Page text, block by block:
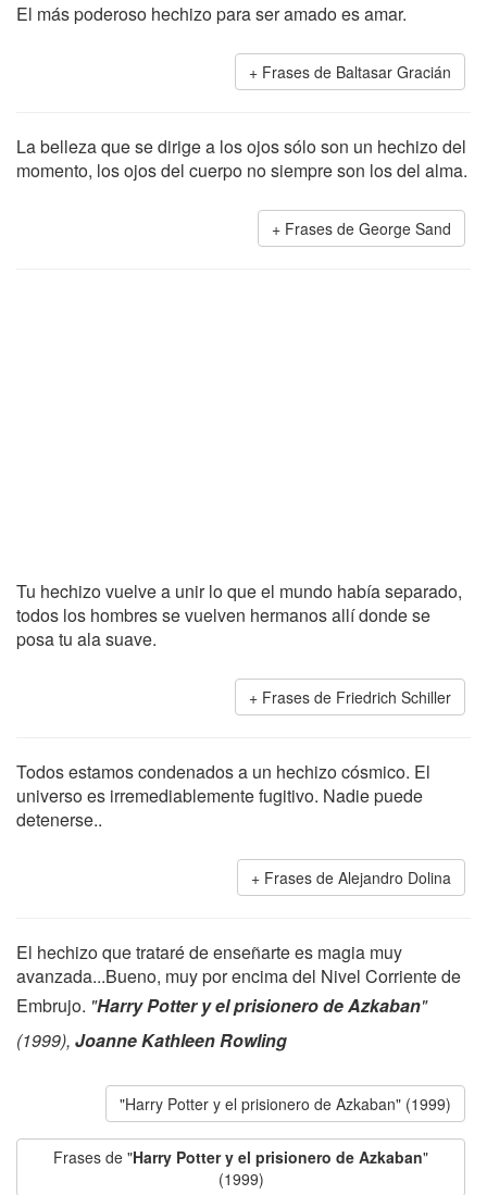
El más poderoso hechizo para ser amado es amar.
Frases de Baltasar Gracián
La belleza que se dirige a los ojos sólo son un hechizo del
momento, los ojos del cuerpo no siempre son los del alma.
Frases de George Sand
Tu hechizo vuelve a unir lo que el mundo había separado,
todos los hombres se vuelven hermanos allí donde se
posa tu ala suave.
Frases de Friedrich Schiller
Todos estamos condenados a un hechizo cósmico. El
universo es irremediablemente fugitivo. Nadie puede
detenerse..
Frases de Alejandro Dolina
El hechizo que trataré de enseñarte es magia muy
avanzada...Bueno, muy por encima del Nivel Corriente de
Embrujo. "Harry Potter y el prisionero de Azkaban"
(1999), Joanne Kathleen Rowling
"Harry Potter y el prisionero de Azkaban" (1999)
Frases de "Harry Potter y el prisionero de Azkaban"
(1999)